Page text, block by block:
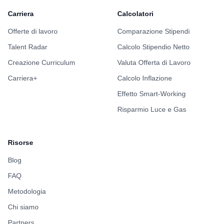
Carriera
Offerte di lavoro
Talent Radar
Creazione Curriculum
Carriera+
Calcolatori
Comparazione Stipendi
Calcolo Stipendio Netto
Valuta Offerta di Lavoro
Calcolo Inflazione
Effetto Smart-Working
Risparmio Luce e Gas
Risorse
Blog
FAQ
Metodologia
Chi siamo